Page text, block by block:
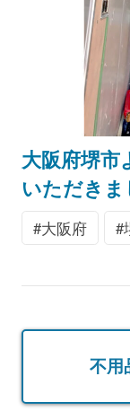
大阪府堺市
いただきま
大阪府
不用